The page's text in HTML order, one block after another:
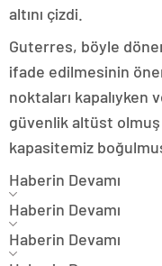
altını çizdi.
Guterres, böyle
ifade edilmesinin
noktaları kapalıyken
güvenlik altüst olmuş
kapasitemiz boğulmuş
Haberin Devamı
Haberin Devamı
Haberin Devamı